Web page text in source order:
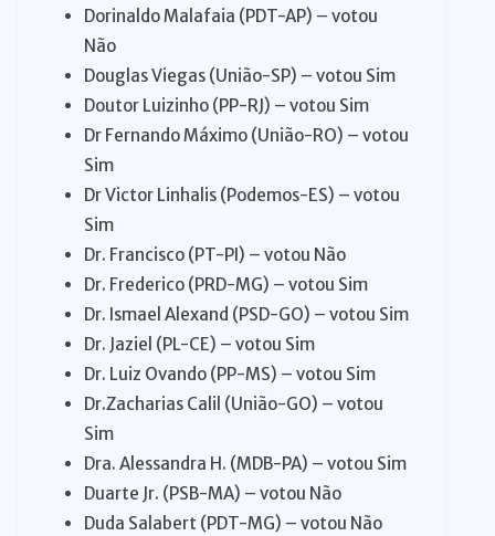
Dorinaldo Malafaia (PDT-AP) – votou
Não
Douglas Viegas (União-SP) – votou Sim
Doutor Luizinho (PP-RJ) – votou Sim
Dr Fernando Máximo (União-RO) – votou
Sim
Dr Victor Linhalis (Podemos-ES) – votou
Sim
Dr. Francisco (PT-PI) – votou Não
Dr. Frederico (PRD-MG) – votou Sim
Dr. Ismael Alexand (PSD-GO) – votou Sim
Dr. Jaziel (PL-CE) – votou Sim
Dr. Luiz Ovando (PP-MS) – votou Sim
Dr.Zacharias Calil (União-GO) – votou
Sim
Dra. Alessandra H. (MDB-PA) – votou Sim
Duarte Jr. (PSB-MA) – votou Não
Duda Salabert (PDT-MG) – votou Não